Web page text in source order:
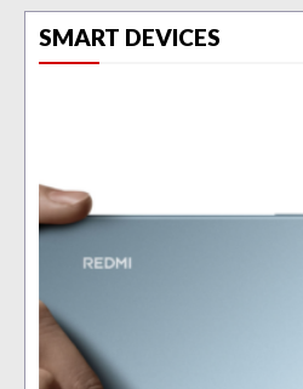
SMART DEVICES